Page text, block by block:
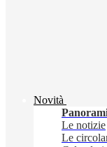
Novità
Le notizie
Le